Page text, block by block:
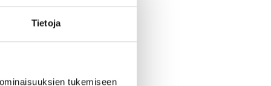
Tietoja
tukemiseen